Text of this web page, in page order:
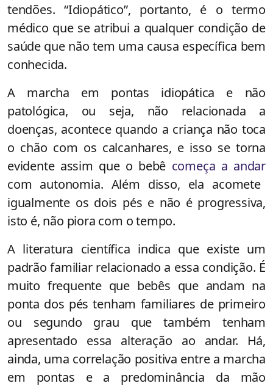
tendões. “Idiopático”, portanto, é o termo
médico que se atribui a qualquer condição de
saúde que não tem uma causa específica bem
conhecida.
A marcha em pontas idiopática e não
patológica, ou seja, não relacionada a
doenças, acontece quando a criança não toca
o chão com os calcanhares, e isso se torna
evidente assim que o bebê começa a andar
com autonomia. Além disso, ela acomete
igualmente os dois pés e não é progressiva,
isto é, não piora com o tempo.
A literatura científica indica que existe um
padrão familiar relacionado a essa condição. É
muito frequente que bebês que andam na
ponta dos pés tenham familiares de primeiro
ou segundo grau que também tenham
apresentado essa alteração ao andar. Há,
ainda, uma correlação positiva entre a marcha
em pontas e a predominância da mão